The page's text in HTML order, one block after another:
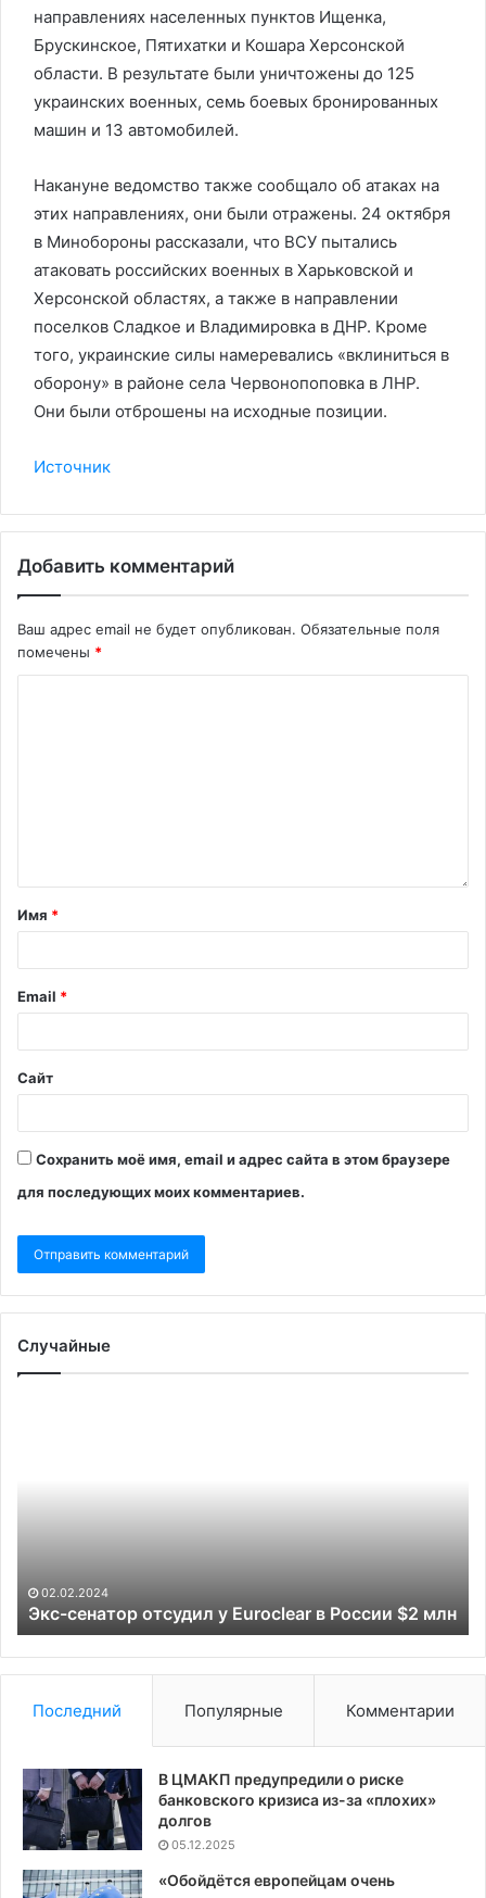
направлениях населенных пунктов Ищенка,
Брускинское, Пятихатки и Кошара Херсонской
области. В результате были уничтожены до 125
украинских военных, семь боевых бронированных
машин и 13 автомобилей.
Накануне ведомство также сообщало об атаках на
этих направлениях, они были отражены. 24 октября
в Минобороны рассказали, что ВСУ пытались
атаковать российских военных в Харьковской и
Херсонской областях, а также в направлении
поселков Сладкое и Владимировка в ДНР. Кроме
того, украинские силы намеревались «вклиниться в
оборону» в районе села Червонопоповка в ЛНР.
Они были отброшены на исходные позиции.
Источник
Добавить комментарий
Ваш адрес email не будет опубликован. Обязательные поля
помечены *
Имя *
Email *
Сайт
Сохранить моё имя, email и адрес сайта в этом браузере
для последующих моих комментариев.
Случайные
млн02.02.2024
Экс-сенатор отсудил у Euroclear в России $2 млн
до
Последний Популярные Комментарии
В ЦМАКП предупредили о риске
банковского кризиса из-за «плохих»
долгов
05.12.2025
«Обойдётся европейцам очень